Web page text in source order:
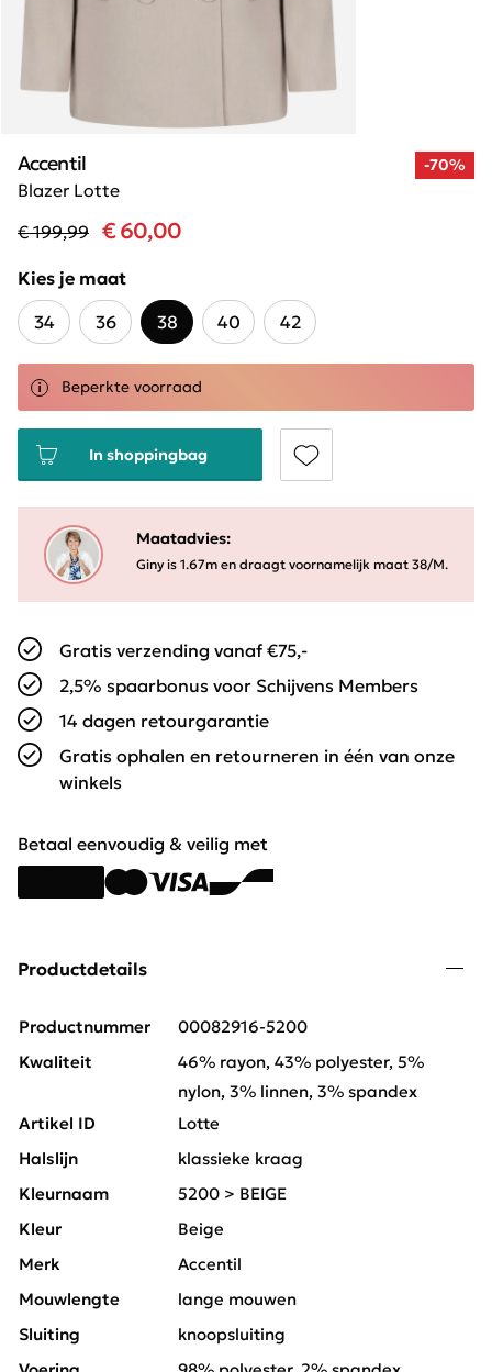
-70%
Blazer Lotte
Accentil
€ 199,99 € 60,00
Kies je maat
34
36 38 40 42
Beperkte voorraad
In shoppingbag
Maatadvies:
Giny is 1.67m en draagt voornamelijk maat 38/M.
Gratis verzending vanaf €75,-
2,5% spaarbonus voor Schijvens Members
14 dagen retourgarantie
Gratis ophalen en retourneren in één van onze
winkels
Betaal eenvoudig & veilig met
Productdetails
Productnummer
00082916-5200
Kwaliteit
46% rayon, 43% polyester, 5%
nylon, 3% linnen, 3% spandex
Artikel ID
Lotte
Halslijn
klassieke kraag
Kleurnaam
5200 > BEIGE
Kleur
Beige
Merk
Accentil
Mouwlengte
lange mouwen
Sluiting
knoopsluiting